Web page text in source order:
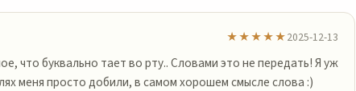
★★★★★2025-12-13
что буквально тает во рту.. Словами это не передать! Я уж
меня просто добили, в самом хорошем смысле слова :)